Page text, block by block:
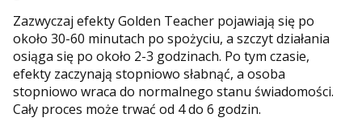
Zazwyczaj efekty Golden Teacher pojawiają się po
około 30-60 minutach po spożyciu, a szczyt działania
osiąga się po około 2-3 godzinach. Po tym czasie,
efekty zaczynają stopniowo słabnąć, a osoba
stopniowo wraca do normalnego stanu świadomości.
Cały proces może trwać od 4 do 6 godzin.